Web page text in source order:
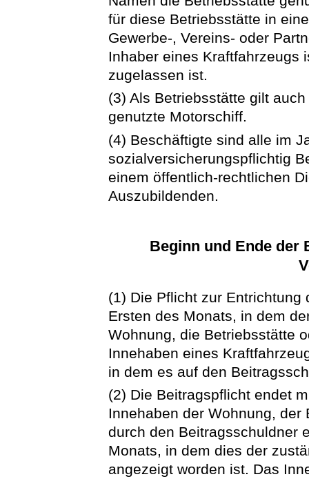
für diese Betriebsstätte in
Gewerbe-, Vereins- oder
Inhaber eines Kraftfahrzeugs
zugelassen ist.
(3) Als Betriebsstätte gilt
genutzte Motorschiff.
(4) Beschäftigte sind alle im
sozialversicherungspflichtig
einem öffentlich-rechtlichen
Auszubildenden.
Beginn und Ende der
(1) Die Pflicht zur
Ersten des Monats, in dem
Wohnung, die Betriebsstätte
Innehaben eines
in dem es auf den
(2) Die Beitragspflicht endet
Innehaben der Wohnung,
durch den Beitragsschuldner
Monats, in dem dies der
angezeigt worden ist. Das